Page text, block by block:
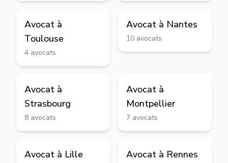
Avocat à
Toulouse
4 avocats
Avocat à Nantes
10 avocats
Avocat à
Strasbourg
8 avocats
Avocat à
Montpellier
7 avocats
Avocat à Lille Avocat à Rennes